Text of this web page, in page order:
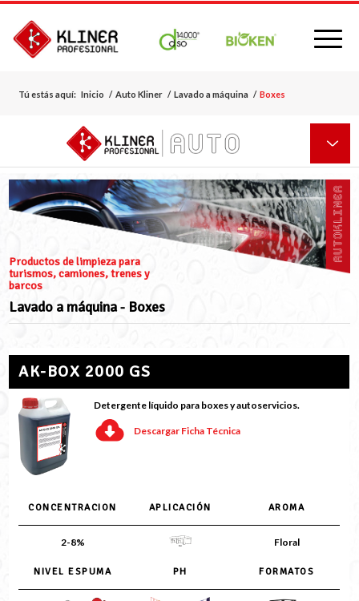
Tú estás aquí: Inicio / Auto Kliner / Lavado a máquina / Boxes
Productos de limpieza para
turismos, camiones, trenes y
barcos
Lavado a máquina - Boxes
AK-BOX 2000 GS
Detergente líquido para boxes y autoservicios.
Descargar Ficha Técnica
CONCENTRACION APLICACIÓN AROMA
2-8% Floral
NIVEL ESPUMA PH FORMATOS